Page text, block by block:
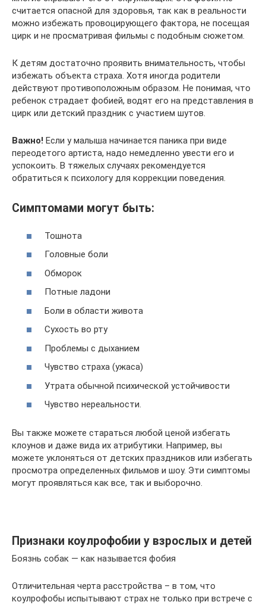
считается опасной для здоровья, так как в реальности
можно избежать провоцирующего фактора, не посещая
цирк и не просматривая фильмы с подобным сюжетом.
К детям достаточно проявить внимательность, чтобы
избежать объекта страха. Хотя иногда родители
действуют противоположным образом. Не понимая, что
ребенок страдает фобией, водят его на представления в
цирк или детский праздник с участием шутов.
Важно! Если у малыша начинается паника при виде
переодетого артиста, надо немедленно увести его и
успокоить. В тяжелых случаях рекомендуется
обратиться к психологу для коррекции поведения.
Симптомами могут быть:
Тошнота
Головные боли
Обморок
Потные ладони
Боли в области живота
Сухость во рту
Проблемы с дыханием
Чувство страха (ужаса)
Утрата обычной психической устойчивости
Чувство нереальности.
Вы также можете стараться любой ценой избегать
клоунов и даже вида их атрибутики. Например, вы
можете уклоняться от детских праздников или избегать
просмотра определенных фильмов и шоу. Эти симптомы
могут проявляться как все, так и выборочно.
Признаки коулрофобии у взрослых и детей
Боязнь собак — как называется фобия
Отличительная черта расстройства – в том, что
коулрофобы испытывают страх не только при встрече с